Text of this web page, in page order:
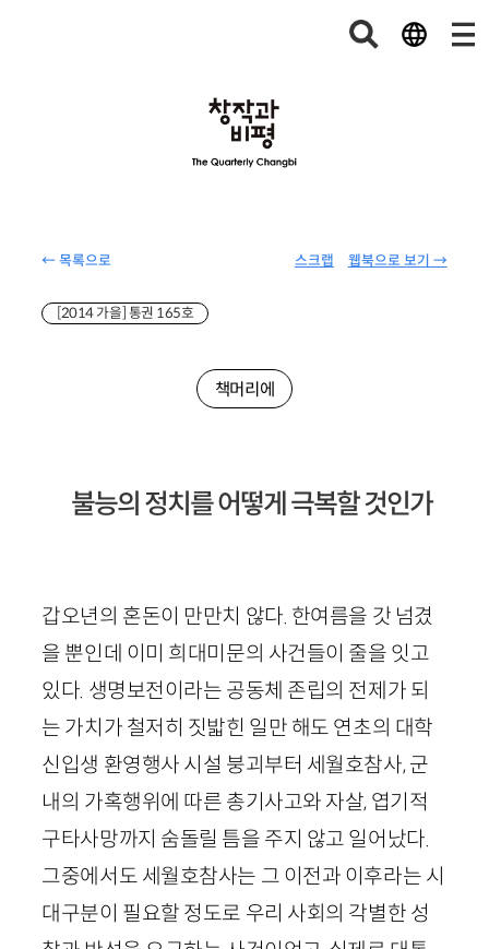
← 목록으로 웹북으로 보기 →
스크랩
[2014 가을] 통권 165호
책머리에
불능의 정치를 어떻게 극복할 것인가
갑오년의 혼돈이 만만치 않다. 한여름을 갓 넘겼
을 뿐인데 이미 희대미문의 사건들이 줄을 잇고
있다. 생명보전이라는 공동체 존립의 전제가 되
는 가치가 철저히 짓밟힌 일만 해도 연초의 대학
신입생 환영행사 시설 붕괴부터 세월호참사, 군
내의 가혹행위에 따른 총기사고와 자살, 엽기적
구타사망까지 숨돌릴 틈을 주지 않고 일어났다.
그중에서도 세월호참사는 그 이전과 이후라는 시
대구분이 필요할 정도로 우리 사회의 각별한 성